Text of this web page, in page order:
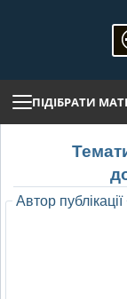
ПІДІБРАТИ
Автор публікації